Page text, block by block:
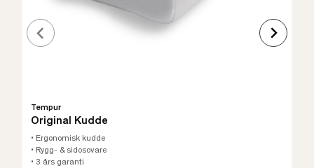
Tempur
Original Kudde
• Ergonomisk kudde
• Rygg- & sidosovare
• 3 års garanti